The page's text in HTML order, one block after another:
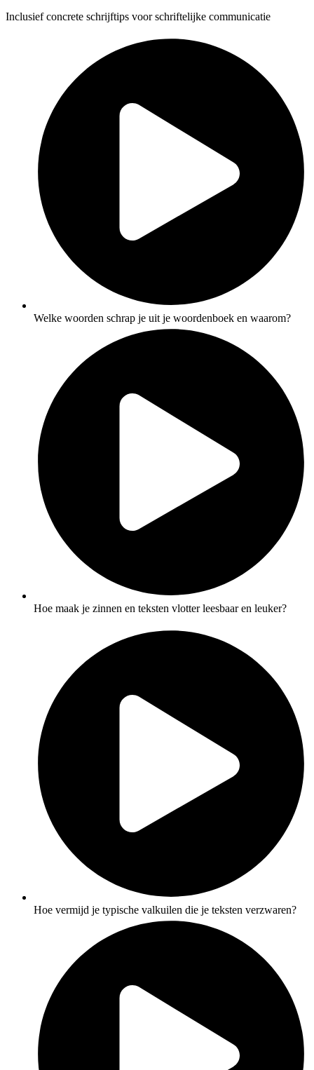
Inclusief concrete schrijftips voor schriftelijke communicatie
Welke woorden schrap je uit je woordenboek en waarom?
Hoe maak je zinnen en teksten vlotter leesbaar en leuker?
Hoe vermijd je typische valkuilen die je teksten verzwaren?